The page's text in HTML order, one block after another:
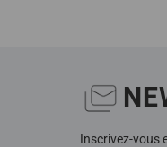
Inscrivez-vous